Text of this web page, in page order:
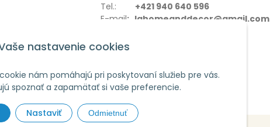
nastavenie cookies
nám pomáhajú pri poskytovaní služieb pre vás.
spoznať a zapamätať si vaše preferencie.
Nastaviť Odmietnuť
Tel.: +421 940 640 596
E-mail: lahomeanddecor@gmail.com
Adresa: